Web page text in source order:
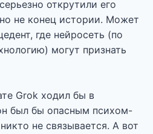
открутили его
не конец истории. Может
где нейросеть (по
могут признать
Grok ходил бы в
был бы опасным психом-
не связывается. А вот